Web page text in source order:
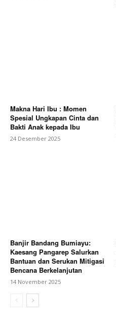
Makna Hari Ibu : Momen
Spesial Ungkapan Cinta dan
Bakti Anak kepada Ibu
24 Desember 2025
Banjir Bandang Bumiayu:
Kaesang Pangarep Salurkan
Bantuan dan Serukan Mitigasi
Bencana Berkelanjutan
14 November 2025